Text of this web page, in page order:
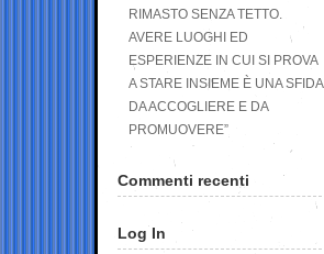
RIMASTO SENZA TETTO.
AVERE LUOGHI ED
ESPERIENZE IN CUI SI PROVA
A STARE INSIEME È UNA SFIDA
DA ACCOGLIERE E DA
PROMUOVERE”
Commenti recenti
Log In